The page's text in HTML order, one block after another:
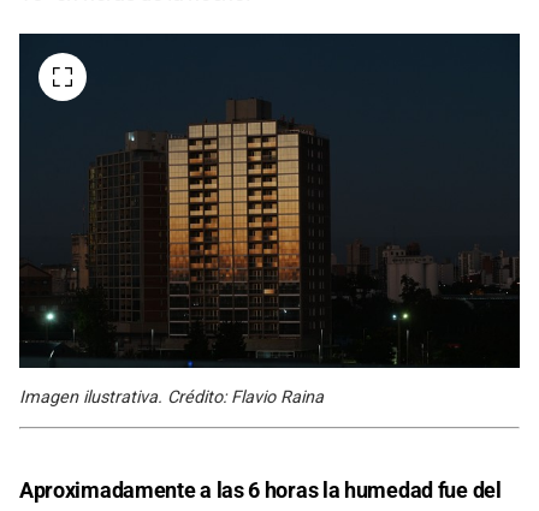
Imagen ilustrativa. Crédito: Flavio Raina
Aproximadamente a las 6 horas la humedad fue del